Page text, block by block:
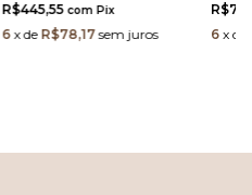
R$445,55 com Pix
6 xde R$78,17 sem juros
6 x de